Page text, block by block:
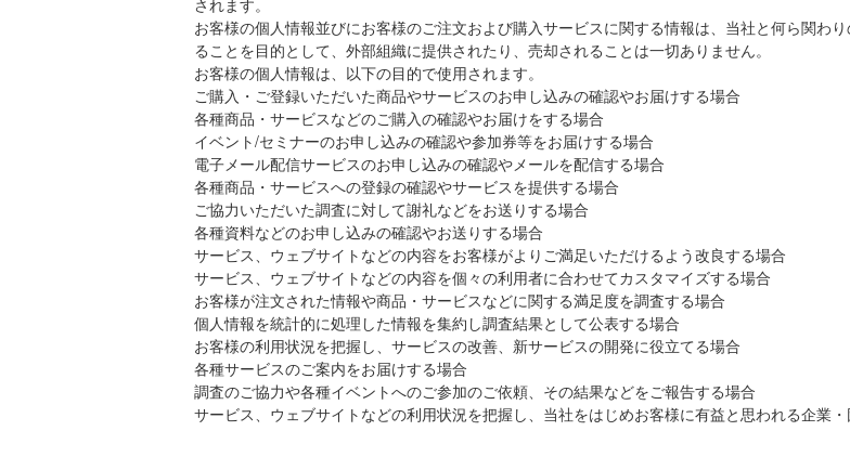
されます。
お客様の個人情報並びにお客様のご注文および購入サービスに関する情報は、当社と何ら関わ
ることを目的として、外部組織に提供されたり、売却されることは一切ありません。
お客様の個人情報は、以下の目的で使用されます。
ご購入・ご登録いただいた商品やサービスのお申し込みの確認やお届けする場合
各種商品・サービスなどのご購入の確認やお届けをする場合
イベント/セミナーのお申し込みの確認や参加券等をお届けする場合
電子メール配信サービスのお申し込みの確認やメールを配信する場合
各種商品・サービスへの登録の確認やサービスを提供する場合
ご協力いただいた調査に対して謝礼などをお送りする場合
各種資料などのお申し込みの確認やお送りする場合
サービス、ウェブサイトなどの内容をお客様がよりご満足いただけるよう改良する場合
サービス、ウェブサイトなどの内容を個々の利用者に合わせてカスタマイズする場合
お客様が注文された情報や商品・サービスなどに関する満足度を調査する場合
個人情報を統計的に処理した情報を集約し調査結果として公表する場合
お客様の利用状況を把握し、サービスの改善、新サービスの開発に役立てる場合
各種サービスのご案内をお届けする場合
調査のご協力や各種イベントへのご参加のご依頼、その結果などをご報告する場合
サービス、ウェブサイトなどの利用状況を把握し、当社をはじめお客様に有益と思われる企業